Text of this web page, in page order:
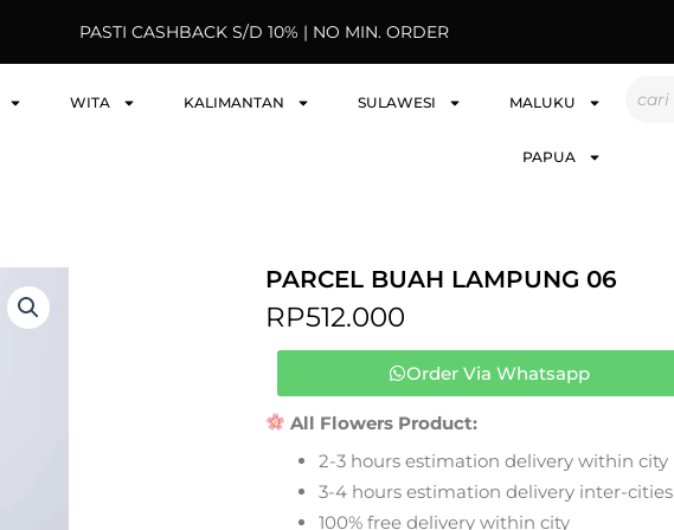
PASTI CASHBACK S/D 10% | NO MIN. ORDER
WITA KALIMANTAN SULAWESI MALUKU
PAPUA
PARCEL BUAH LAMPUNG 06
RP512.000
Order Via Whatsapp
All Flowers Product:
2-3 hours estimation delivery within city
3-4 hours estimation delivery inter-cities
100% free delivery within city